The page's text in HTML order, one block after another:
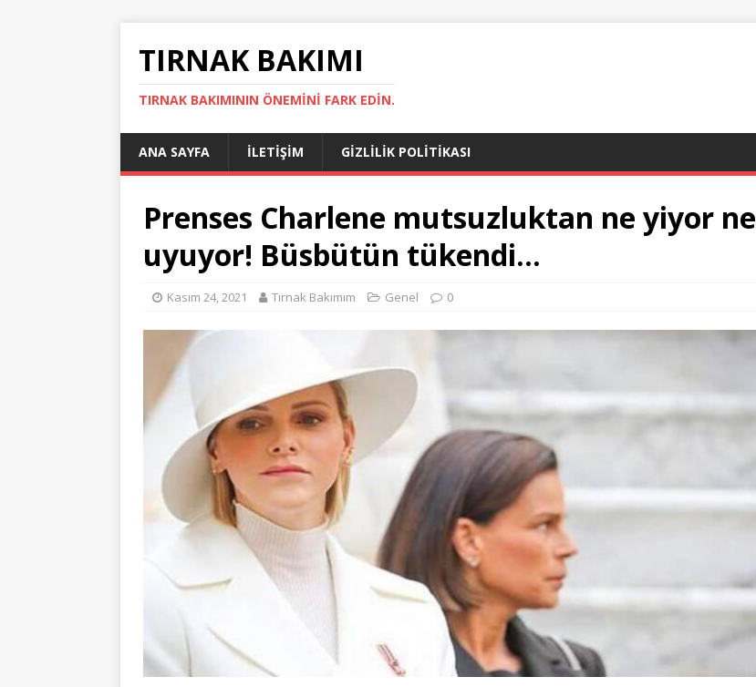
TIRNAK BAKIMI
TIRNAK BAKIMININ ÖNEMINI FARK EDIN.
ANA SAYFA İLETIŞIM GIZLILIK POLITIKASI
Prenses Charlene mutsuzluktan ne yiyor ne
uyuyor! Büsbütün tükendi…
Kasım 24, 2021 Tırnak Bakımım Genel 0